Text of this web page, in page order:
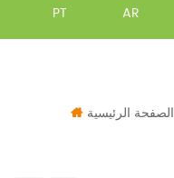
PT AR
الصفحة الرئيسية